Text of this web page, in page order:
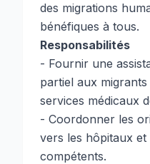
des migrations
bénéfiques à tous.
Responsabilités
- Fournir une
partiel aux
services médicaux
- Coordonner les
vers les hôpitaux et
compétents.